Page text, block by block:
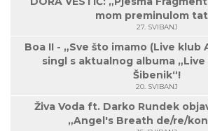
mom preminulom
27. SVIBANJ
Boa II - „Sve što imamo (Live klub
singl s aktualnog albuma
Šibenik“!
20. SVIBANJ
Živa Voda ft. Darko Rundek
„Angel's Breath de/re/